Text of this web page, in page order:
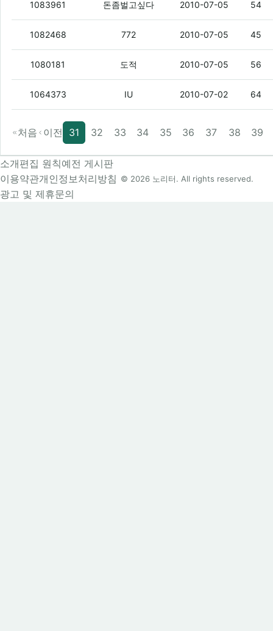
1083961 아레나 타길 잘한것 같다(4)
돈좀벌고싶다 2010-07-05 54
1082468 폰덕에 부가서비스도 보이게 해줘 (2)
772 2010-07-05 45
1080181 나 모토로이 이번달에 무슨일이 있어도
도적 2010-07-05 56
1064373 KT 쇼킹스폰서 기기락 관련
IU 2010-07-02 64
처음 이전 31 32 33 34 35 36 37 38 39
소개편집 원칙예전 게시판
이용약관개인정보처리방침
광고 및 제휴문의
© 2026 노리터. All rights reserved.